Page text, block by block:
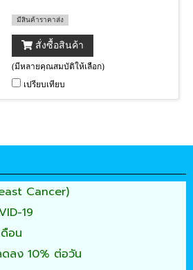
มีสินค้าราคาส่ง
สั่งซื้อสินค้า
(มีหลายคุณสมบัติให้เลือก)
เปรียบเทียบ
Cancer)
19
ดือน
ดลง 10% ต่อวัน